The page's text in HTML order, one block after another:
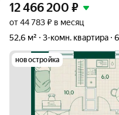
12 466 200 ₽
от 44 783 ₽ в месяц
52,6 м²
3-комн. квартира
новостройка